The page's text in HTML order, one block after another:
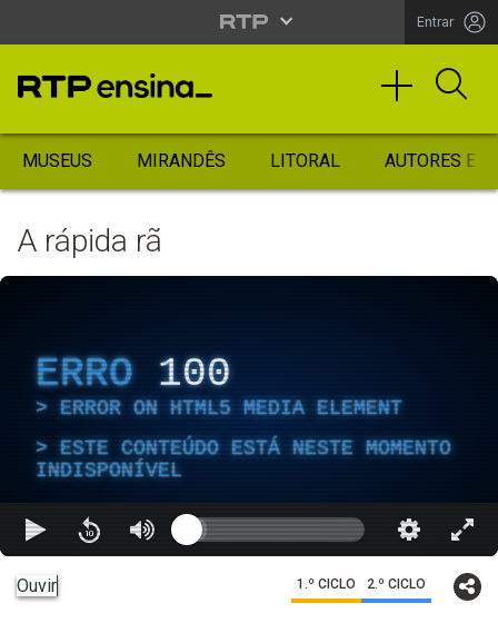
Entrar
MUSEUS MIRANDÊS LITORAL AUTORES
A rápida rã
ERRO 100
ERROR ON HTML5 MEDIA ELEMENT
ESTE CONTEÚDO ESTÁ NESTE MOMENTO
INDISPONÍVEL
Ouvir 1.º CICLO 2.º CICLO